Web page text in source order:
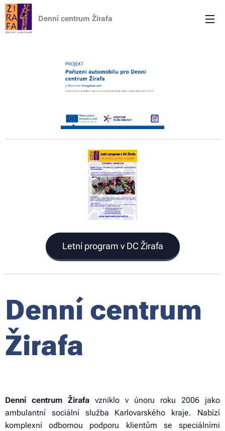
Denní centrum Žirafa
Letní program v DC Žirafa
Denní centrum
Žirafa
Denní centrum Žirafa vzniklo v únoru roku 2006 jako
ambulantní sociální služba Karlovarského kraje. Nabízí
komplexní odbornou podporu klientům se speciálními